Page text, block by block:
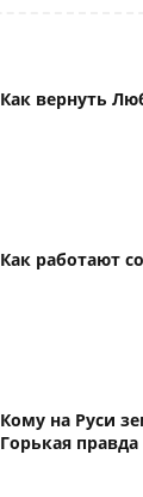
Как вернуть
Как работают
Кому на Руси
Горькая правда